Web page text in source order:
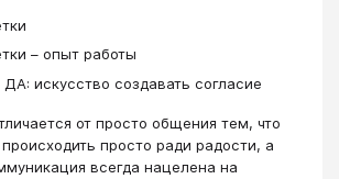
– опыт работы
искусство создавать согласие
от просто общения тем, что
просто ради радости, а
всегда нацелена на